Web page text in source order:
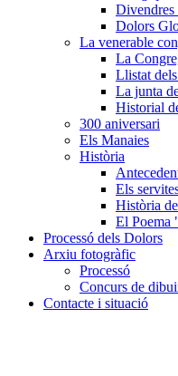
Divendres
Dolors
La venerable
La
Llistat
La junta
Historial
300 aniversari
Els Manaies
Història
Els
Història
El Poema
Processó dels Dolors
Arxiu fotogràfic
Processó
Concurs de
Contacte i situació